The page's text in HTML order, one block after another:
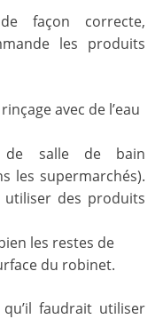
façon correcte,
les produits
avec de l’eau
de salle de bain
les supermarchés).
des produits
les restes de
du robinet.
faudrait utiliser